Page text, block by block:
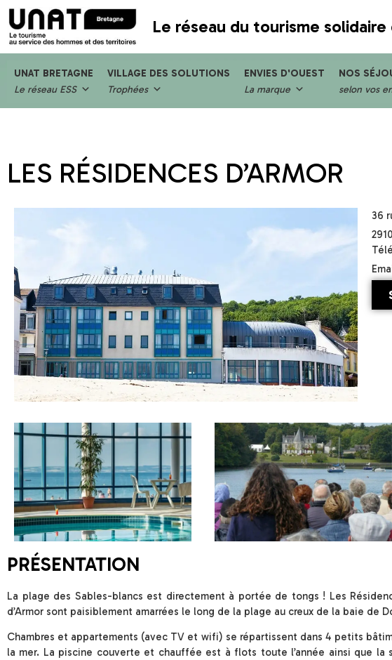
Le réseau du tourisme
UNAT BRETAGNE
Le réseau ESS
VILLAGE DES SOLUTIONS
Trophées
ENVIES D'OUEST
La marque
NOS
selon vos
LES RÉSIDENCES D’ARMOR
36
PRÉSENTATION
La plage des Sables-blancs est directement à portée de tongs ! Les
d’Armor sont paisiblement amarrées le long de la plage au creux de la baie de
Chambres et appartements (avec TV et wifi) se répartissent dans 4 petits
la mer. La piscine couverte et chauffée est à flots toute l’année ainsi que